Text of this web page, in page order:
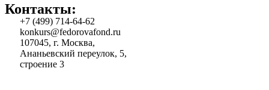
Контакты:
+7 (499) 714-64-62
konkurs@fedorovafond.ru
107045, г. Москва,
Ананьевский переулок, 5,
строение 3